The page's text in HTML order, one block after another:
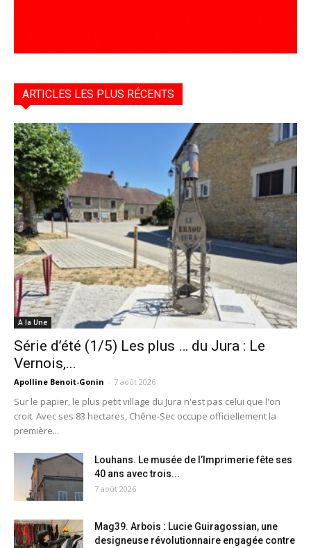
ARTICLES LES PLUS RÉCENTS
A la Une
Série d’été (1/5) Les plus … du Jura : Le
Vernois,...
Apolline Benoit-Gonin - 7 août 2026
Sur le papier, le plus petit village du Jura n'est pas celui que l'on
croit. Avec ses 83 hectares, Chêne-Sec occupe officiellement la
première...
Louhans. Le musée de l’Imprimerie fête ses
40 ans avec trois...
7 août 2026
Mag39. Arbois : Lucie Guiragossian, une
designeuse révolutionnaire engagée contre